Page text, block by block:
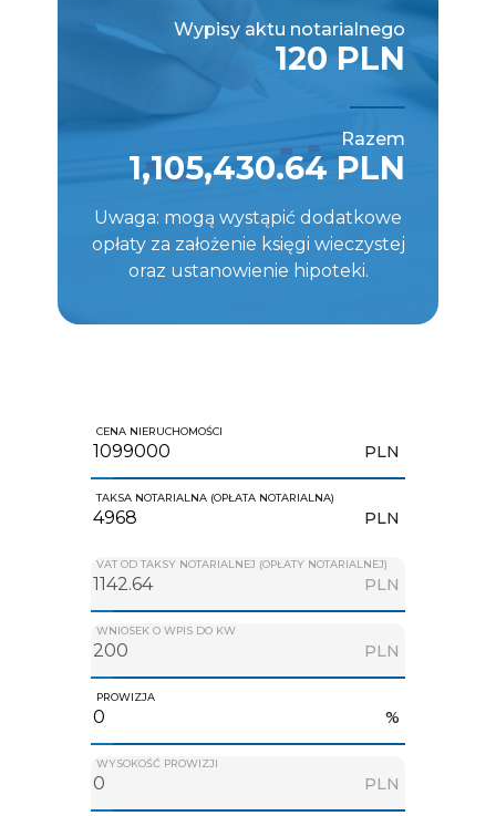
Wypisy aktu notarialnego
120 PLN
Razem
1,105,430.64 PLN
Uwaga: mogą wystąpić dodatkowe
opłaty za założenie księgi wieczystej
oraz ustanowienie hipoteki.
CENA NIERUCHOMOŚCI
PLN
TAKSA NOTARIALNA (OPŁATA NOTARIALNA)
PLN
VAT OD TAKSY NOTARIALNEJ (OPŁATY NOTARIALNEJ)
PLN
WNIOSEK O WPIS DO KW
PLN
PROWIZJA
%
WYSOKOŚĆ PROWIZJI
PLN